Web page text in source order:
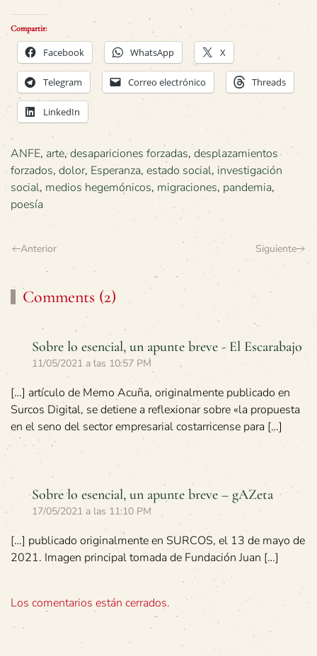
Compartir:
Facebook WhatsApp X
Telegram Correo electrónico Threads
LinkedIn
ANFE, arte,desapariciones forzadas, desplazamientos
forzados, dolor, Esperanza, estado social, investigación
social, medios hegemónicos, migraciones, pandemia,
poesía
Anterior Siguiente
Comments (2)
Sobre lo esencial, un apunte breve - El Escarabajo
11/05/2021 a las 10:57 PM
[…] artículo de Memo Acuña, originalmente publicado en
Surcos Digital, se detiene a reflexionar sobre «la propuesta
en el seno del sector empresarial costarricense para […]
Sobre lo esencial, un apunte breve – gAZeta
17/05/2021 a las 11:10 PM
[…] publicado originalmente en SURCOS, el 13 de mayo de
2021. Imagen principal tomada de Fundación Juan […]
Los comentarios están cerrados.